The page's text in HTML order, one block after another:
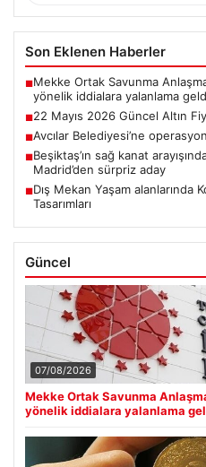
Son Eklenen Haberler
■Mekke Ortak Savunma
yönelik iddialara yalanlama
■22 Mayıs 2026 Güncel Altın
■Avcılar Belediyesi’ne
■Beşiktaş’ın sağ kanat
Madrid’den sürpriz aday
■Dış Mekan Yaşam alanlarında
Tasarımları
Güncel
07/08/2026
Mekke Ortak Savunma
yönelik iddialara yalanlama